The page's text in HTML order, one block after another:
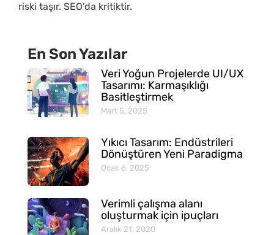
riski taşır. SEO’da kritiktir.
En Son Yazılar
Veri Yoğun Projelerde UI/UX
Tasarımı: Karmaşıklığı
Basitleştirmek
Mart 5, 2025
Yıkıcı Tasarım: Endüstrileri
Dönüştüren Yeni Paradigma
Ocak 6, 2025
Verimli çalışma alanı
oluşturmak için ipuçları
Aralık 21, 2020